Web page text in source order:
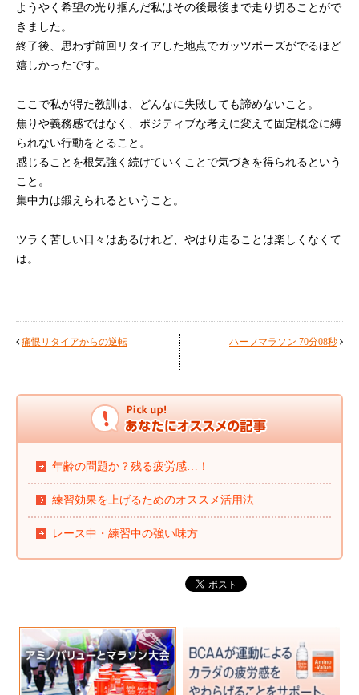
ようやく希望の光り掴んだ私はその後最後まで走り切ることがで
きました。
終了後、思わず前回リタイアした地点でガッツポーズがでるほど
嬉しかったです。
ここで私が得た教訓は、どんなに失敗しても諦めないこと。
焦りや義務感ではなく、ポジティブな考えに変えて固定概念に縛
られない行動をとること。
感じることを根気強く続けていくことで気づきを得られるという
こと。
集中力は鍛えられるということ。
ツラく苦しい日々はあるけれど、やはり走ることは楽しくなくて
は。
痛恨リタイアからの逆転 ハーフマラソン 70分08秒
年齢の問題か？残る疲労感…！
練習効果を上げるためのオススメ活用法
レース中・練習中の強い味方